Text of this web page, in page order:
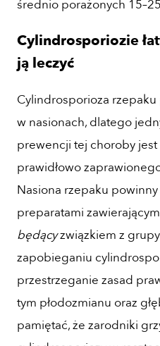
średnio porażonych
Cylindrosporiozie
ją leczyć
Cylindrosporioza
w nasionach, dlatego
prewencji tej choroby
prawidłowo
Nasiona rzepaku
preparatami
będącyzwiązkiem z
zapobieganiu
przestrzeganie zasad
tym płodozmianu oraz
pamiętać, że zarodniki